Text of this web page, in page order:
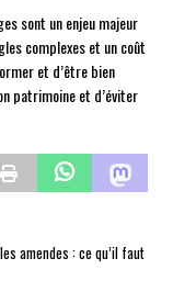
sont un enjeu majeur
complexes et un coût
et d’être bien
patrimoine et d’éviter
amendes : ce qu’il faut